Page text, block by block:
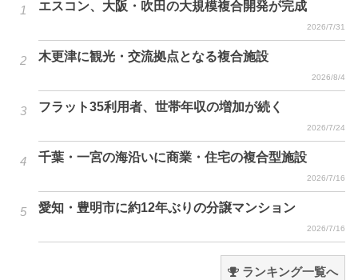
エスコン、大阪・吹田の大規模複合開発が完成
2026/7/31
木更津に観光・交流拠点となる複合施設
2026/8/4
フラット35利用者、世帯年収の増加が続く
2026/7/24
千葉・一宮の海沿いに商業・住宅の複合型施設
2026/7/16
愛知・豊明市に約12年ぶりの分譲マンション
2026/7/16
ランキング一覧へ